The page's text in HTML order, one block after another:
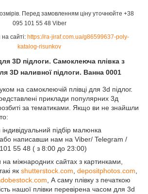
Перед замовленням ціну уточнюйте +38
095 101 55 48 Viber
сайті: https://ra-jiraf.com.ua/g86599637-poly-
katalog-risunkov
3D підлоги. Самоклеюча плівка з
3D наливної підлоги. Ванна 0001
на самоклеючій плівці для 3d підлог.
приклади популярних 3д
за тематиками. Якщо ви не знайшли
підбір малюнка
написавши нам на Viber/ Telegram /
55 48 ( з 8:00 до 23:00)
міжнародних сайтах з картинками,
як shutterstock.com, depositphotos.com,
, А саму плівку з печаткою
нашої плівки перевірена часом для 3d